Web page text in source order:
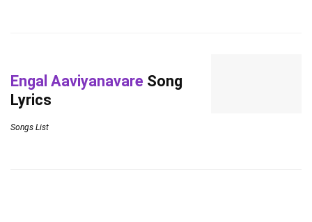
Engal Aaviyanavare Song
Lyrics
Songs List